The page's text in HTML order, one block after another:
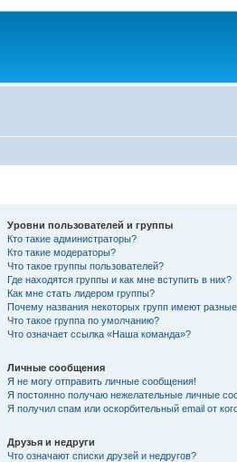
Уровни пользователей и группы
Кто такие администраторы?
Кто такие модераторы?
Что такое группы пользователей?
Где находятся группы и как мне вступить в них?
Как мне стать лидером группы?
Почему названия некоторых групп имеют
Что такое группа по умолчанию?
Что означает ссылка «Наша команда»?
Личные сообщения
Я не могу отправить личные сообщения!
Я постоянно получаю нежелательные личные
Я получил спам или оскорбительный email от
Друзья и недруги
Что означают списки друзей и недругов?